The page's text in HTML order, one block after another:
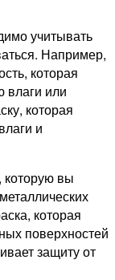
учитывать
Например,
которая
влаги или
которая
и
которую вы
которая
поверхностей
защиту от